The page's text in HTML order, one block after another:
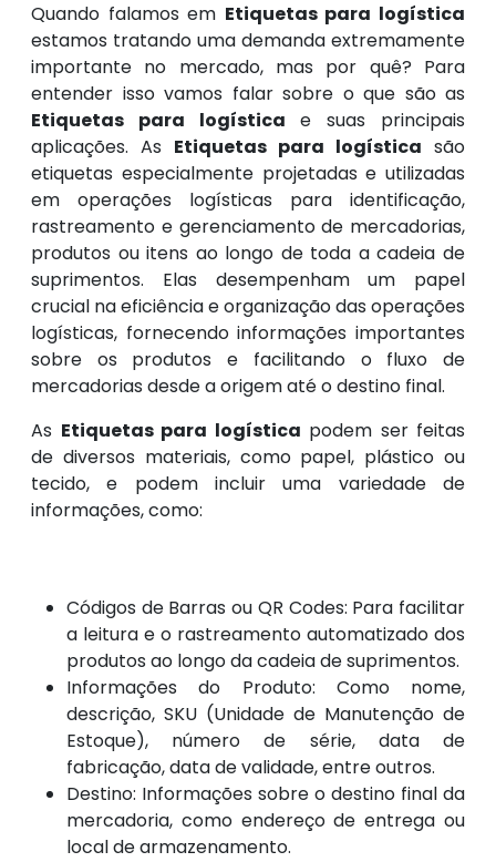
Quando falamos em Etiquetas para logística
estamos tratando uma demanda extremamente
importante no mercado, mas por quê? Para
entender isso vamos falar sobre o que são as
Etiquetas para logística e suas principais
aplicações. As Etiquetas para logística são
etiquetas especialmente projetadas e utilizadas
em operações logísticas para identificação,
rastreamento e gerenciamento de mercadorias,
produtos ou itens ao longo de toda a cadeia de
suprimentos. Elas desempenham um papel
crucial na eficiência e organização das operações
logísticas, fornecendo informações importantes
sobre os produtos e facilitando o fluxo de
mercadorias desde a origem até o destino final.
As Etiquetas para logística podem ser feitas
de diversos materiais, como papel, plástico ou
tecido, e podem incluir uma variedade de
informações, como:
Códigos de Barras ou QR Codes: Para facilitar
a leitura e o rastreamento automatizado dos
produtos ao longo da cadeia de suprimentos.
Informações do Produto: Como nome,
descrição, SKU (Unidade de Manutenção de
Estoque), número de série, data de
fabricação, data de validade, entre outros.
Destino: Informações sobre o destino final da
mercadoria, como endereço de entrega ou
local de armazenamento.